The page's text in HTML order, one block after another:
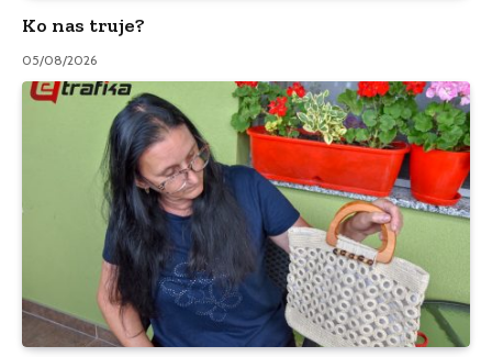
Ko nas truje?
05/08/2026